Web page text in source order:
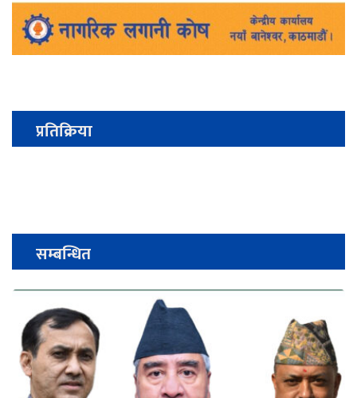
प्रतिक्रिया
सम्बन्धित